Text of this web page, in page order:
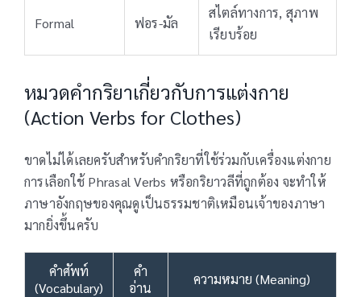
Formal ฟอร-มัล
สไตล์ทางการ, สุภาพ
เรียบร้อย
หมวดคำกริยาเกี่ยวกับการแต่งกาย
(Action Verbs for Clothes)
ขาดไม่ได้เลยครับสำหรับคำกริยาที่ใช้ร่วมกับเครื่องแต่งกาย
การเลือกใช้ Phrasal Verbs หรือกริยาวลีที่ถูกต้อง จะทำให้
ภาษาอังกฤษของคุณดูเป็นธรรมชาติเหมือนเจ้าของภาษา
มากยิ่งขึ้นครับ
คำศัพท์
(Vocabulary)
คำ
อ่าน
ความหมาย (Meaning)